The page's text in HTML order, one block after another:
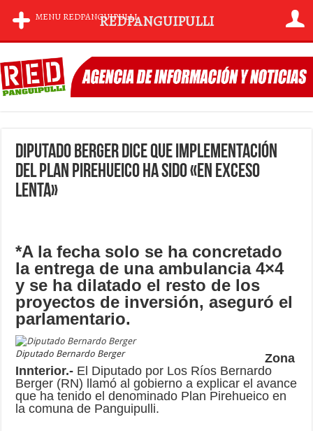
Diputado Berger dice que implementación
del plan Pirehueico ha sido «en exceso
lenta»
*A la fecha solo se ha concretado
la entrega de una ambulancia 4×4
y se ha dilatado el resto de los
proyectos de inversión, aseguró el
parlamentario.
Diputado Bernardo Berger
Zona
Innterior.- El Diputado por Los Ríos Bernardo
Berger (RN) llamó al gobierno a explicar el avance
que ha tenido el denominado Plan Pirehueico en
la comuna de Panguipulli.
MENU REDPANGUIPULLIREDPANGUIPULLI